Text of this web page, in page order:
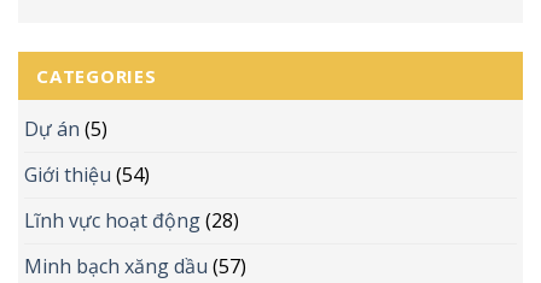
CATEGORIES
Dự án (5)
Giới thiệu (54)
Lĩnh vực hoạt động(28)
Minh bạch xăng dầu (57)